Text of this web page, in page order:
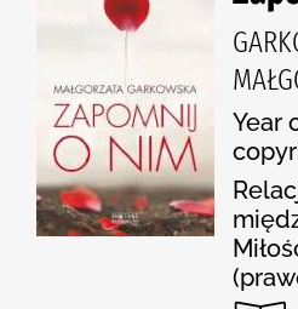
Year